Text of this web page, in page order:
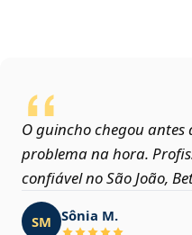
O guincho chegou antes
problema na hora.
confiável no São João,
SM Sônia M.